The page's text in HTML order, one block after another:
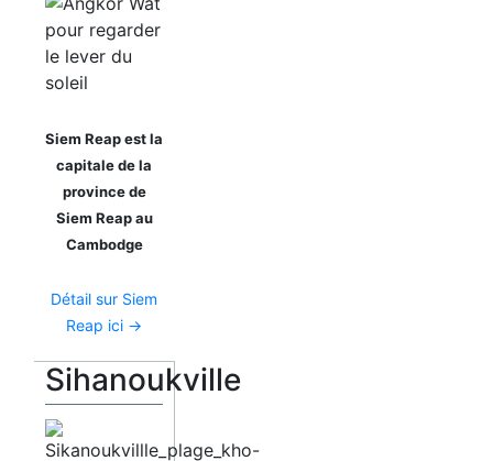
Siem Reap est la
capitale de la
province de
Siem Reap au
Cambodge
Détail sur Siem
Reap ici →
Sihanoukville